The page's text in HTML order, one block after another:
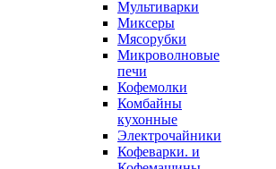
Мультиварки
Миксеры
Мясорубки
Микроволновые
печи
Кофемолки
Комбайны
кухонные
Электрочайники
Кофеварки. и